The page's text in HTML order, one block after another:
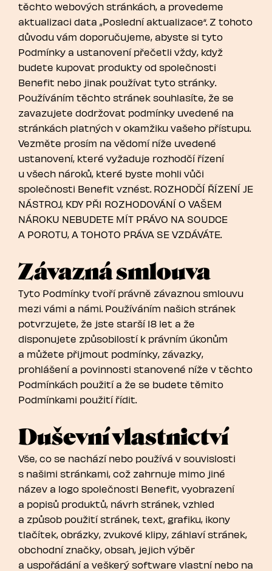
těchto webových stránkách, a provedeme
aktualizaci data „Poslední aktualizace“. Z tohoto
důvodu vám doporučujeme, abyste si tyto
Podmínky a ustanovení přečetli vždy, když
budete kupovat produkty od společnosti
Benefit nebo jinak používat tyto stránky.
Používáním těchto stránek souhlasíte, že se
zavazujete dodržovat podmínky uvedené na
stránkách platných v okamžiku vašeho přístupu.
Vezměte prosím na vědomí níže uvedené
ustanovení, které vyžaduje rozhodčí řízení
u všech nároků, které byste mohli vůči
společnosti Benefit vznést. ROZHODČÍ ŘÍZENÍ JE
NÁSTROJ, KDY PŘI ROZHODOVÁNÍ O VAŠEM
NÁROKU NEBUDETE MÍT PRÁVO NA SOUDCE
A POROTU, A TOHOTO PRÁVA SE VZDÁVÁTE.
Závazná smlouva
Tyto Podmínky tvoří právně závaznou smlouvu
mezi vámi a námi. Používáním našich stránek
potvrzujete, že jste starší 18 let a že
disponujete způsobilostí k právním úkonům
a můžete přijmout podmínky, závazky,
prohlášení a povinnosti stanovené níže v těchto
Podmínkách použití a že se budete těmito
Podmínkami použití řídit.
Duševní vlastnictví
Vše, co se nachází nebo používá v souvislosti
s našimi stránkami, což zahrnuje mimo jiné
název a logo společnosti Benefit, vyobrazení
a popisů produktů, návrh stránek, vzhled
a způsob použití stránek, text, grafiku, ikony
tlačítek, obrázky, zvukové klipy, záhlaví stránek,
obchodní značky, obsah, jejich výběr
a uspořádání a veškerý software vlastní nebo na